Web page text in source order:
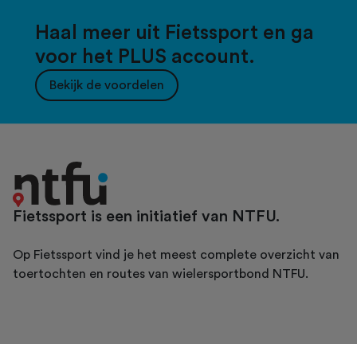
Haal meer uit Fietssport en ga
voor het PLUS account.
Bekijk de voordelen
Fietssport is een initiatief van NTFU.
Op Fietssport vind je het meest complete overzicht van
toertochten en routes van wielersportbond NTFU.